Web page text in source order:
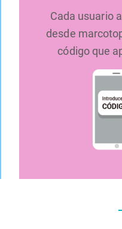
Cada usuario
desde
código que